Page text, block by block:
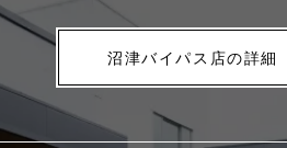
沼津バイパス店の詳細